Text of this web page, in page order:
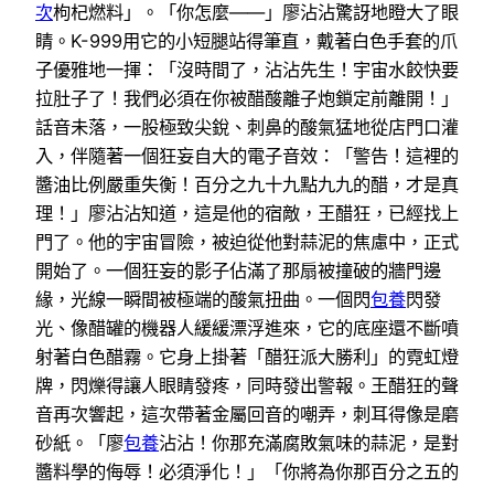
次枸杞燃料」。「你怎麼——」廖沾沾驚訝地瞪大了眼
睛。K-999用它的小短腿站得筆直，戴著白色手套的爪
子優雅地一揮：「沒時間了，沾沾先生！宇宙水餃快要
拉肚子了！我們必須在你被醋酸離子炮鎖定前離開！」
話音未落，一股極致尖銳、刺鼻的酸氣猛地從店門口灌
入，伴隨著一個狂妄自大的電子音效：「警告！這裡的
醬油比例嚴重失衡！百分之九十九點九九的醋，才是真
理！」廖沾沾知道，這是他的宿敵，王醋狂，已經找上
門了。他的宇宙冒險，被迫從他對蒜泥的焦慮中，正式
開始了。一個狂妄的影子佔滿了那扇被撞破的牆門邊
緣，光線一瞬間被極端的酸氣扭曲。一個閃包養閃發
光、像醋罐的機器人緩緩漂浮進來，它的底座還不斷噴
射著白色醋霧。它身上掛著「醋狂派大勝利」的霓虹燈
牌，閃爍得讓人眼睛發疼，同時發出警報。王醋狂的聲
音再次響起，這次帶著金屬回音的嘲弄，刺耳得像是磨
砂紙。「廖包養沾沾！你那充滿腐敗氣味的蒜泥，是對
醬料學的侮辱！必須淨化！」「你將為你那百分之五的